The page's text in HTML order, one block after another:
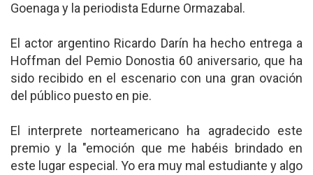
Goenaga y la periodista Edurne Ormazabal.
El actor argentino Ricardo Darín ha hecho entrega a
Hoffman del Pemio Donostia 60 aniversario, que ha
sido recibido en el escenario con una gran ovación
del público puesto en pie.
El interprete norteamericano ha agradecido este
premio y la "emoción que me habéis brindado en
este lugar especial. Yo era muy mal estudiante y algo